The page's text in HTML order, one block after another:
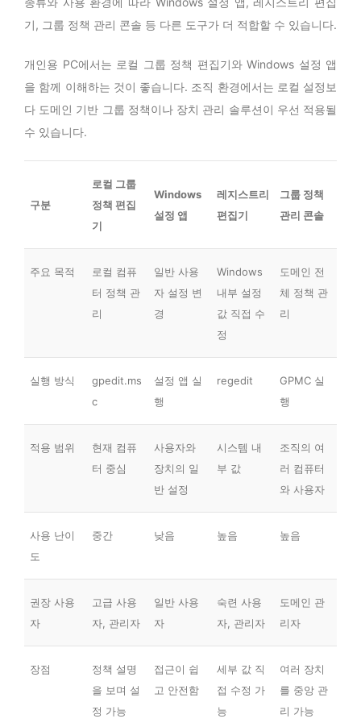
기, 그룹 정책 관리 콘솔 등 다른 도구가 더 적합할 수 있습니다.
개인용 PC에서는 로컬 그룹 정책 편집기와 Windows 설정 앱
을 함께 이해하는 것이 좋습니다. 조직 환경에서는 로컬 설정보
다 도메인 기반 그룹 정책이나 장치 관리 솔루션이 우선 적용될
수 있습니다.
구분
로컬 그룹
정책 편집
기
Windows
설정 앱
레지스트리
편집기
그룹 정책
관리 콘솔
주요 목적
로컬 컴퓨
터 정책 관
리
일반 사용
자 설정 변
경
Windows
내부 설정
값 직접 수
정
도메인 전
체 정책 관
리
실행 방식
gpedit.ms
c
설정 앱 실
행
regedit
GPMC 실
행
적용 범위
현재 컴퓨
터 중심
사용자와
장치의 일
반 설정
시스템 내
부 값
조직의 여
러 컴퓨터
와 사용자
사용 난이
도
중간 낮음 높음 높음
권장 사용
자
고급 사용
자, 관리자
일반 사용
자
숙련 사용
자, 관리자
도메인 관
리자
장점
정책 설명
을 보며 설
정 가능
접근이 쉽
고 안전함
세부 값 직
접 수정 가
능
여러 장치
를 중앙 관
리 가능